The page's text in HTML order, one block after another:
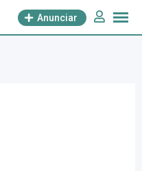
Anunciar